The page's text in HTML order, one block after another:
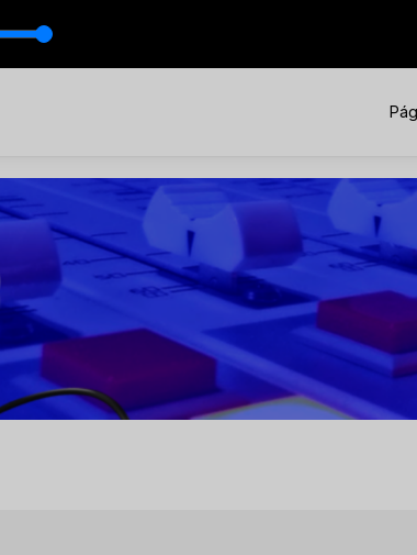
& Mateus - Se Eu Pedir Cê Volta (Ao Vivo)